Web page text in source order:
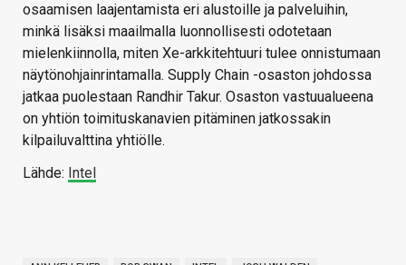
osaamisen laajentamista eri alustoille ja palveluihin,
minkä lisäksi maailmalla luonnollisesti odotetaan
mielenkiinnolla, miten Xe-arkkitehtuuri tulee onnistumaan
näytönohjainrintamalla. Supply Chain -osaston johdossa
jatkaa puolestaan Randhir Takur. Osaston vastuualueena
on yhtiön toimituskanavien pitäminen jatkossakin
kilpailuvalttina yhtiölle.
Lähde: Intel